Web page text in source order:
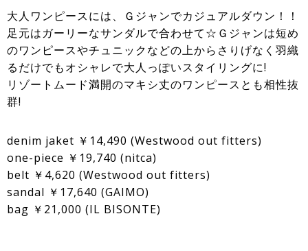
大人ワンピースには、Ｇジャンでカジュアルダウン！！
足元はガーリーなサンダルで合わせて☆Ｇジャンは短め
のワンピースやチュニックなどの上からさりげなく羽織
るだけでもオシャレで大人っぽいスタイリングに!
リゾートムード満開のマキシ丈のワンピースとも相性抜
群!
denim jaket ￥14,490 (Westwood out fitters)
one-piece ￥19,740 (nitca)
belt ￥4,620 (Westwood out fitters)
sandal ￥17,640 (GAIMO)
bag ￥21,000 (IL BISONTE)